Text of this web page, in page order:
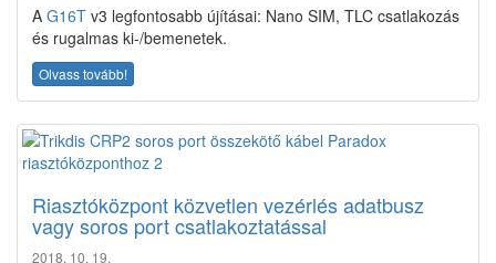
A G16T v3 legfontosabb újításai: Nano SIM, TLC csatlakozás
és rugalmas ki-/bemenetek.
Olvass tovább!
Riasztóközpont közvetlen vezérlés adatbusz
vagy soros port csatlakoztatással
2018. 10. 19.